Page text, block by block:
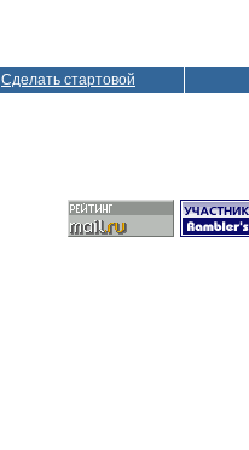
Сделать стартовой